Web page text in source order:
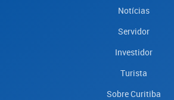
Notícias
Servidor
Investidor
Turista
Sobre Curitiba